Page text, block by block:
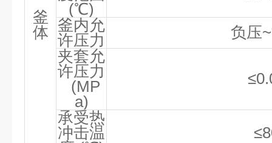
釜
体
(℃)
釜内允
许压力
负压~
夹套允
许压力
(MP
a)
承受热
冲击温